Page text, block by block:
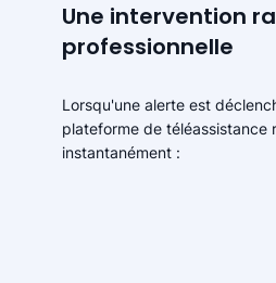
Une intervention
professionnelle
Lorsqu'une alerte est
plateforme de téléassistance
instantanément :